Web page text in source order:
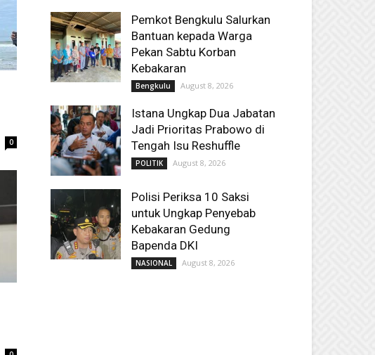
0
Pemkot Bengkulu Salurkan
Bantuan kepada Warga
Pekan Sabtu Korban
Kebakaran
Bengkulu August 8, 2026
Istana Ungkap Dua Jabatan
Jadi Prioritas Prabowo di
Tengah Isu Reshuffle
POLITIK August 8, 2026
Polisi Periksa 10 Saksi
untuk Ungkap Penyebab
Kebakaran Gedung
Bapenda DKI
NASIONAL August 8, 2026